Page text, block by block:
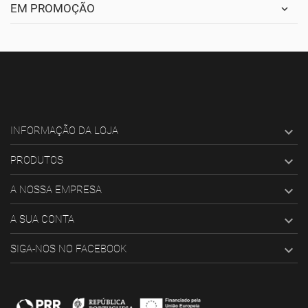
EM PROMOÇÃO
INFORMAÇÃO DA LOJA 
PRODUTOS 
A NOSSA EMPRESA 
A SUA CONTA 
SIGA-NOS NO FACEBOOK 